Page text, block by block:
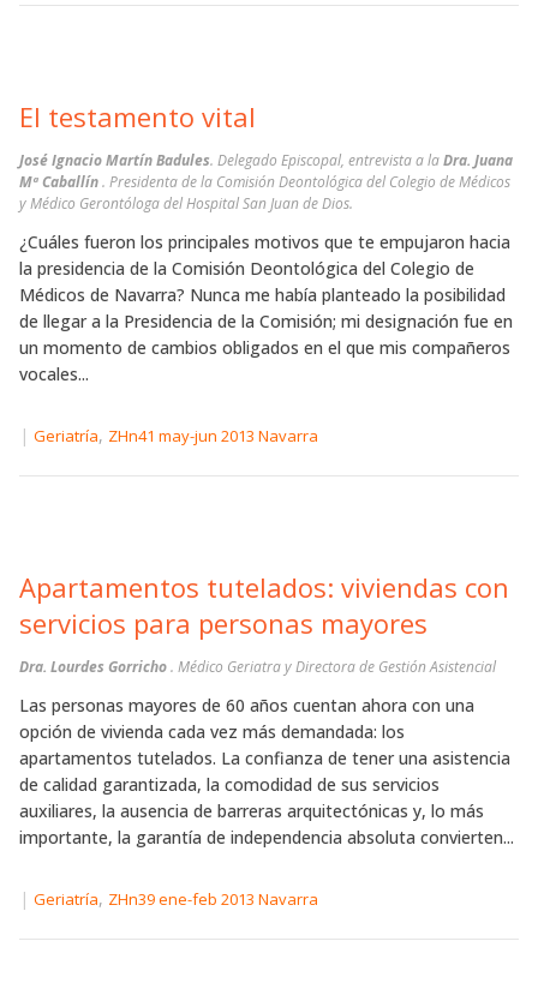
El testamento vital
José Ignacio Martín Badules. Delegado Episcopal, entrevista a laDra. Juana
Mª Caballín. Presidenta de la Comisión Deontológica del Colegio de Médicos
y Médico Gerontóloga del Hospital San Juan de Dios.
¿Cuáles fueron los principales motivos que te empujaron hacia
la presidencia de la Comisión Deontológica del Colegio de
Médicos de Navarra? Nunca me había planteado la posibilidad
de llegar a la Presidencia de la Comisión; mi designación fue en
un momento de cambios obligados en el que mis compañeros
vocales...
| Geriatría, ZHn41 may-jun 2013 Navarra
Apartamentos tutelados: viviendas con
servicios para personas mayores
Dra. Lourdes Gorricho. Médico Geriatra y Directora de Gestión Asistencial
Las personas mayores de 60 años cuentan ahora con una
opción de vivienda cada vez más demandada: los
apartamentos tutelados. La confianza de tener una asistencia
de calidad garantizada, la comodidad de sus servicios
auxiliares, la ausencia de barreras arquitectónicas y, lo más
importante, la garantía de independencia absoluta convierten...
| Geriatría, ZHn39 ene-feb 2013 Navarra